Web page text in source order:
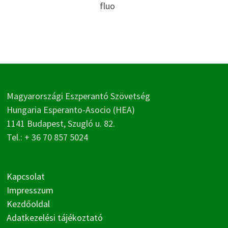
fluo
Magyarországi Eszperantó Szövetség
Hungaria Esperanto-Asocio (HEA)
1141 Budapest, Szugló u. 82.
Tel.: + 36 70 857 5024
Kapcsolat
Impresszum
Kezdőoldal
Adatkezelési tájékoztató